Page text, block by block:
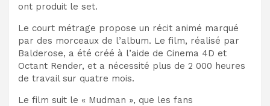
ont produit le set.
Le court métrage propose un récit animé marqué
par des morceaux de l’album. Le film, réalisé par
Balderose, a été créé à l’aide de Cinema 4D et
Octant Render, et a nécessité plus de 2 000 heures
de travail sur quatre mois.
Le film suit le « Mudman », que les fans